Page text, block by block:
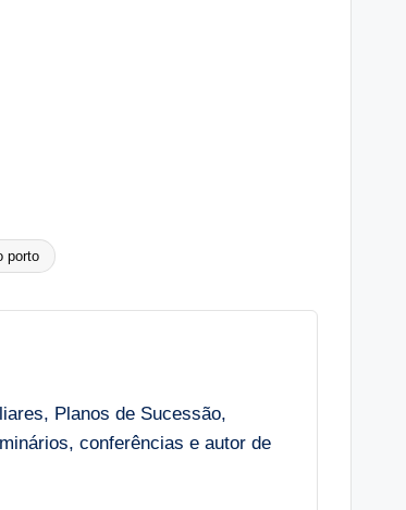
porto
Planos de Sucessão,
conferências e autor de